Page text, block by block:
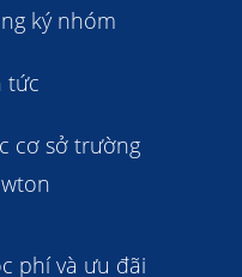
ký nhóm
tức
cơ sở trường
phí và ưu đãi